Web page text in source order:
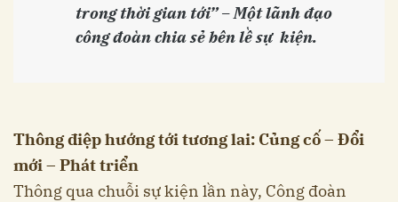
trong thời gian tới” – Một lãnh đạo
công đoàn chia sẻ bên lề sự kiện.
Thông điệp hướng tới tương lai: Củng cố – Đổi
mới – Phát triển
Thông qua chuỗi sự kiện lần này, Công đoàn